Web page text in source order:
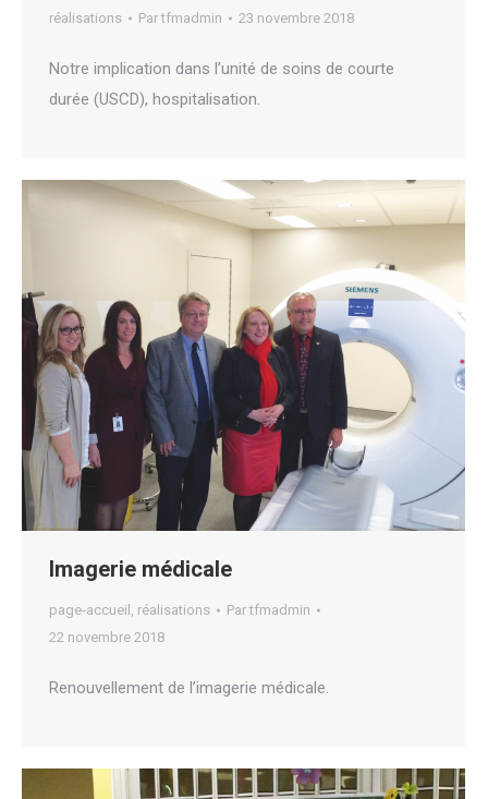
réalisations Partfmadmin 23 novembre 2018
Notre implication dans l’unité de soins de courte
durée (USCD), hospitalisation.
Imagerie médicale
page-accueil , réalisations Partfmadmin
22 novembre 2018
Renouvellement de l’imagerie médicale.